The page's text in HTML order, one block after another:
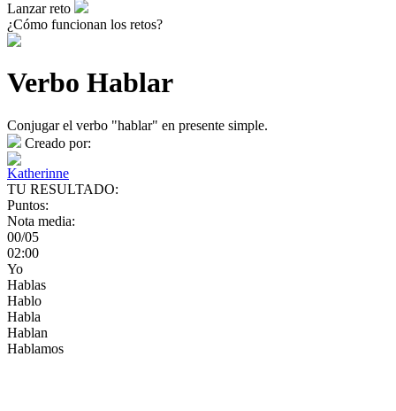
Lanzar reto
¿Cómo funcionan los retos?
Verbo Hablar
Conjugar el verbo "hablar" en presente simple.
Creado por:
Katherinne
TU RESULTADO:
Puntos:
Nota media:
00/05
02:00
Yo
Hablas
Hablo
Habla
Hablan
Hablamos